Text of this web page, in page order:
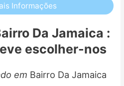
Informações
Da Jamaica :
escolher-nos
em Bairro Da Jamaica